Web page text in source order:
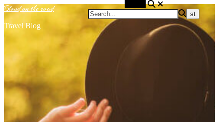
Blond on the road
Travel Blog
Search